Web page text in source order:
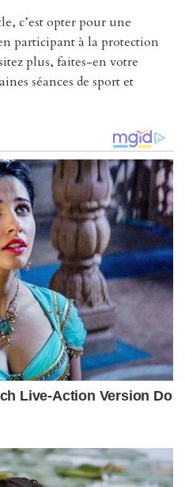
c’est opter pour une
participant à la protection
plus, faites-en votre
séances de sport et